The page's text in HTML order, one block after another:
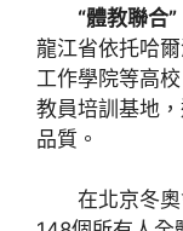
“體教聯合
龍江省依托哈
工作學院等高
教員培訓基地
品質。
在北京冬